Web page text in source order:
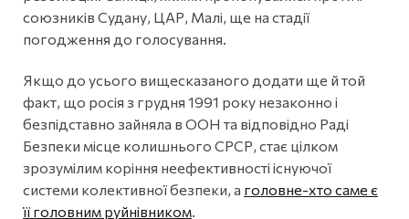
союзників Судану, ЦАР, Малі, ще на стадії
погодження до голосування.
Якщо до усього вищесказаного додати ще й той
факт, що росія з грудня 1991 року незаконно і
безпідставно зайняла в ООН та відповідно Раді
Безпеки місце колишнього СРСР, стає цілком
зрозумілим коріння неефективності існуючої
системи колективної безпеки, а головне-хто саме є
її головним руйнівником